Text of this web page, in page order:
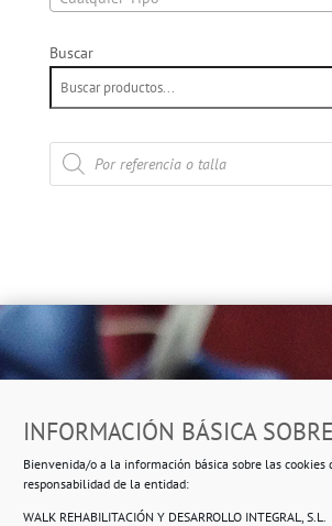
INFORMACIÓN BÁSICA
Bienvenida/o a la información básica sobre las cookies
responsabilidad de la entidad:
WALK REHABILITACIÓN Y DESARROLLO INTEGRAL, S.L.
Buscar
Búsqueda
de
productos
Ropero Solidario de Usera
Beasáin 25-33posterior, local 3 –